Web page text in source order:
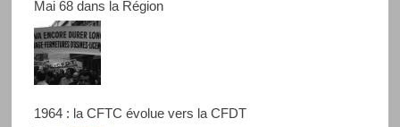
Mai 68 dans la Région
1964 : la CFTC évolue vers la CFDT